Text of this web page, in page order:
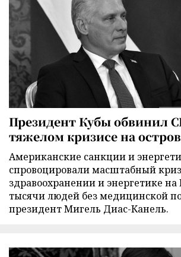
Президент Кубы обвинил
тяжелом кризисе на
Американские санкции и
спровоцировали масштабный
здравоохранении и энергетике на
тысячи людей без медицинской
президент Мигель Диас-Канель.